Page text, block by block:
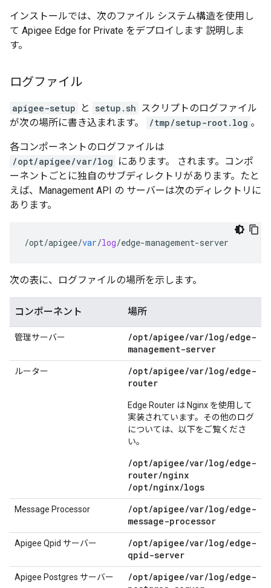
インストールでは、次のファイル システム構造を使用し
て Apigee Edge for Private をデプロイします 説明しま
す。
ログファイル
apigee-setup と setup.sh スクリプトのログファイル
が次の場所に書き込まれます。
/tmp/setup-root.log 。
各コンポーネントのログファイルは
/opt/apigee/var/log にあります。 されます。コンポ
ーネントごとに独自のサブディレクトリがあります。たと
えば、Management API の サーバーは次のディレクトリに
あります。
/opt/apigee/var/log/edge-management-server
次の表に、ログファイルの場所を示します。
コンポーネント 場所
管理サーバー /opt/apigee/var/log/edge-
management-server
ルーター /opt/apigee/var/log/edge-
router
Edge Router は Nginx を使用して
実装されています。その他のログ
については、以下をご覧くださ
い。
/opt/apigee/var/log/edge-
router/nginx
/opt/nginx/logs
Message Processor /opt/apigee/var/log/edge-
message-processor
Apigee Qpid サーバー /opt/apigee/var/log/edge-
qpid-server
Apigee Postgres サーバー /opt/apigee/var/log/edge-